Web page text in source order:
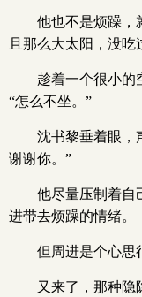
他也不是烦躁，
且那么大太阳，没吃
趁着一个很小的
“怎么不坐。”
沈书黎垂着眼，
谢谢你。”
他尽量压制着自
进带去烦躁的情绪。
但周进是个心思
又来了，那种隐